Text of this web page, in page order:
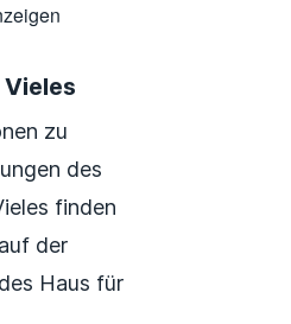
zu
des
finden
der
Haus für